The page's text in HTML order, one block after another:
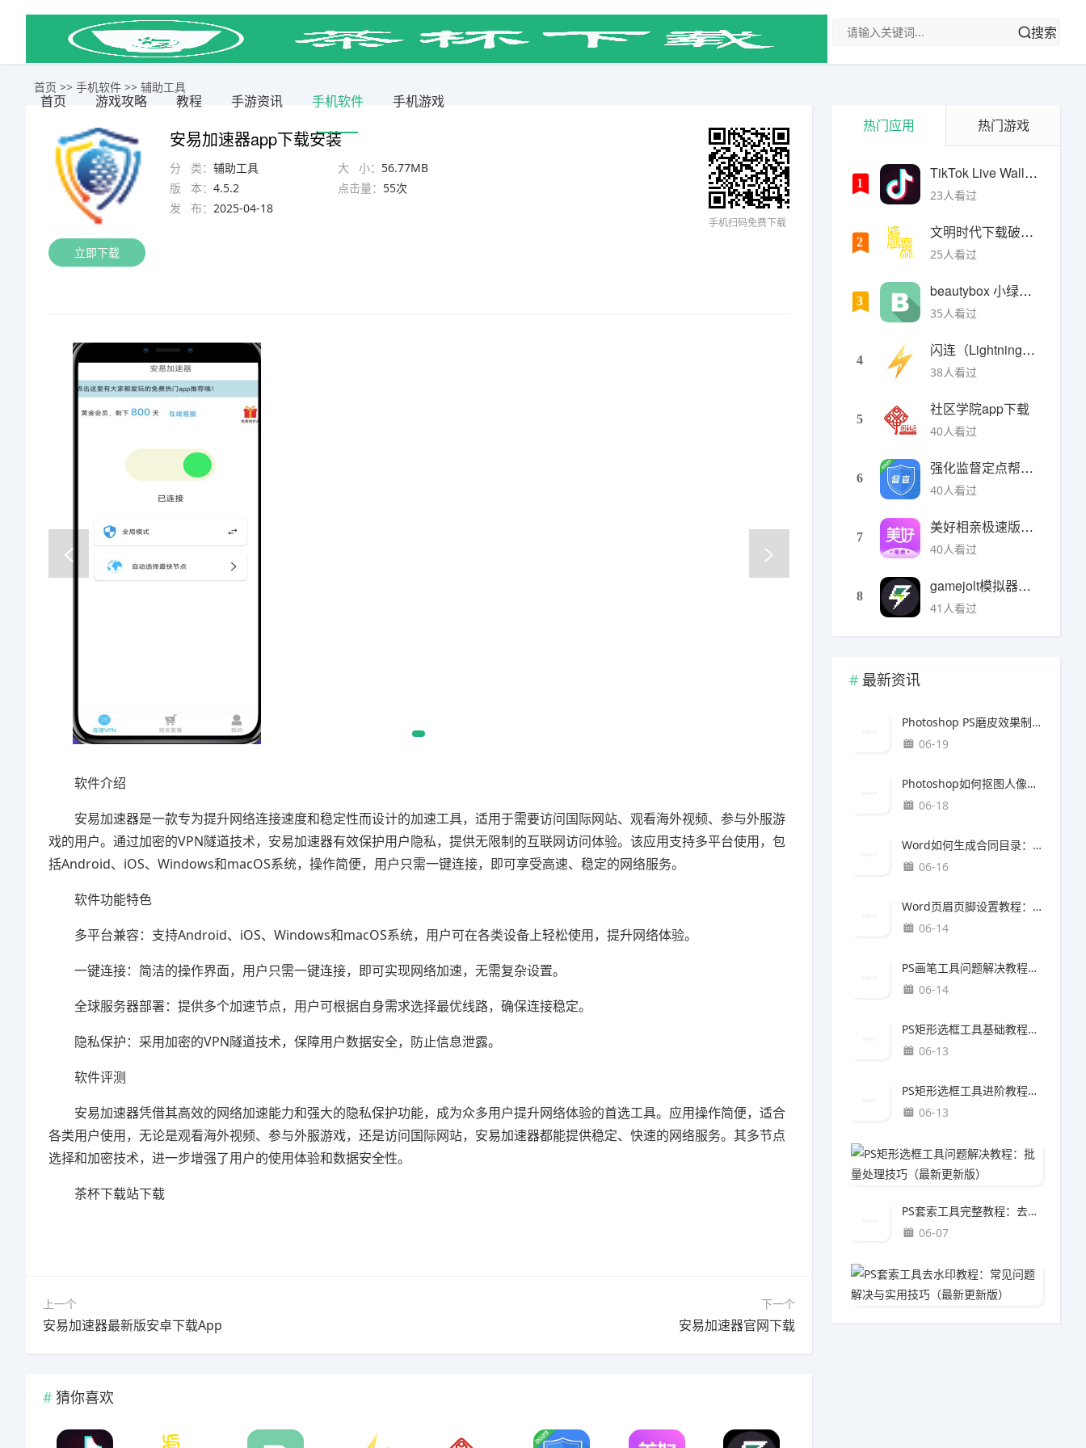
首页 游戏攻略 教程 手游资讯 手机软件 手机游戏
搜索
首页 >> 手机软件 >> 辅助工具
立即下载
安易加速器app下载安装
分 类： 辅助工具 大 小： 56.77MB
版 本： 4.5.2 点击量： 55次
发 布： 2025-04-18
手机扫码免费下载
软件介绍
安易加速器是一款专为提升网络连接速度和稳定性而设计的加速工具，适用于需要访问国际网站、观看海外视频、参与外服游
戏的用户。通过加密的VPN隧道技术，安易加速器有效保护用户隐私，提供无限制的互联网访问体验。该应用支持多平台使用，包
括Android、iOS、Windows和macOS系统，操作简便，用户只需一键连接，即可享受高速、稳定的网络服务。
软件功能特色
多平台兼容：支持Android、iOS、Windows和macOS系统，用户可在各类设备上轻松使用，提升网络体验。
一键连接：简洁的操作界面，用户只需一键连接，即可实现网络加速，无需复杂设置。
全球服务器部署：提供多个加速节点，用户可根据自身需求选择最优线路，确保连接稳定。
隐私保护：采用加密的VPN隧道技术，保障用户数据安全，防止信息泄露。
软件评测
安易加速器凭借其高效的网络加速能力和强大的隐私保护功能，成为众多用户提升网络体验的首选工具。应用操作简便，适合
各类用户使用，无论是观看海外视频、参与外服游戏，还是访问国际网站，安易加速器都能提供稳定、快速的网络服务。其多节点
选择和加密技术，进一步增强了用户的使用体验和数据安全性。
茶杯下载站下载
上一个
安易加速器最新版安卓下载App
下一个
安易加速器官网下载
猜你喜欢
热门应用 热门游戏
1
TikTok Live Wallpaper
23人看过
2
文明时代下载破解版无限金币最新版
25人看过
3
beautybox 小绿盒正版最新免费下载
35人看过
4
闪连（LightningX）加速器app
38人看过
5
社区学院app下载
40人看过
6
强化监督定点帮扶下载
40人看过
7
美好相亲极速版下载
40人看过
8
gamejolt模拟器下载
41人看过
最新资讯
Photoshop PS磨皮效果制作教程（人像修图与电商美化实战指南）
06-19
Photoshop如何抠图人像照片：高清人像去背景与精细边缘处理完整教程
06-18
Word如何生成合同目录：自动目录制作与规范排版教程
06-16
Word页眉页脚设置教程：论文规范排版完整指南
06-14
PS画笔工具问题解决教程：人像修图技巧（最新更新版）
06-14
PS矩形选框工具基础教程：质感提升方法（最新更新版）
06-13
PS矩形选框工具进阶教程：海报设计方法（最新更新版）
06-13
PS套索工具完整教程：去水印方法（最新更新版）
06-07